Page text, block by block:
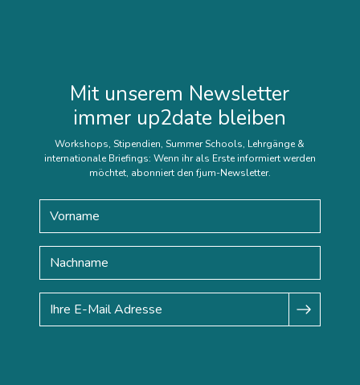
Mit unserem Newsletter
immer up2date bleiben
Workshops, Stipendien, Summer Schools, Lehrgänge &
internationale Briefings: Wenn ihr als Erste informiert werden
möchtet, abonniert den fjum-Newsletter.